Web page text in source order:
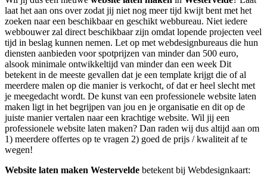
laat het aan ons over zodat jij niet nog meer tijd kwijt bent met het
zoeken naar een beschikbaar en geschikt webbureau. Niet iedere
webbouwer zal direct beschikbaar zijn omdat lopende projecten veel
tijd in beslag kunnen nemen. Let op met webdesignbureaus die hun
diensten aanbieden voor spotprijzen van minder dan 500 euro,
alsook minimale ontwikkeltijd van minder dan een week Dit
betekent in de meeste gevallen dat je een template krijgt die of al
meerdere malen op die manier is verkocht, of dat er heel slecht met
je meegedacht wordt. De kunst van een professionele website laten
maken ligt in het begrijpen van jou en je organisatie en dit op de
juiste manier vertalen naar een krachtige website. Wil jij een
professionele website laten maken? Dan raden wij dus altijd aan om
1) meerdere offertes op te vragen 2) goed de prijs / kwaliteit af te
wegen!
Website laten maken Westervelde betekent bij Webdesignkaart: